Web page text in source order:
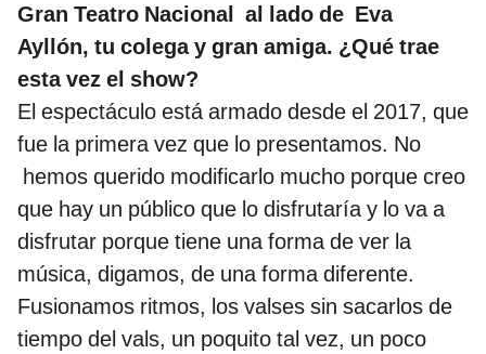
Gran Teatro Nacional al lado de Eva
Ayllón, tu colega y gran amiga. ¿Qué trae
esta vez el show?
El espectáculo está armado desde el 2017, que
fue la primera vez que lo presentamos. No
hemos querido modificarlo mucho porque creo
que hay un público que lo disfrutaría y lo va a
disfrutar porque tiene una forma de ver la
música, digamos, de una forma diferente.
Fusionamos ritmos, los valses sin sacarlos de
tiempo del vals, un poquito tal vez, un poco